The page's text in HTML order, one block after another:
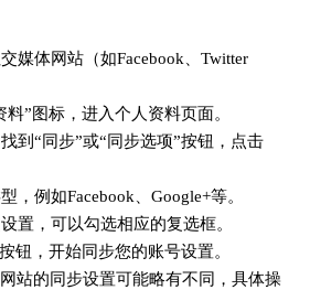
媒体网站（如Facebook、Twitter
”图标，进入个人资料页面。
到“同步”或“同步选项”按钮，点击
，例如Facebook、Google+等。
置，可以勾选相应的复选框。
钮，开始同步您的账号设置。
站的同步设置可能略有不同，具体操